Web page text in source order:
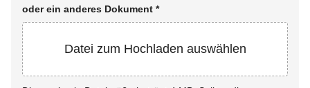
oder ein anderes Dokument *
Datei zum Hochladen auswählen